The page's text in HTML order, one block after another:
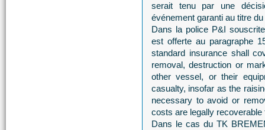
serait tenu par une
événement garanti au titre
Dans la police P&I
est offerte au paragraphe
standard insurance shall
removal, destruction or
other vessel, or their
casualty, insofar as the
necessary to avoid or
costs are legally
Dans le cas du TK